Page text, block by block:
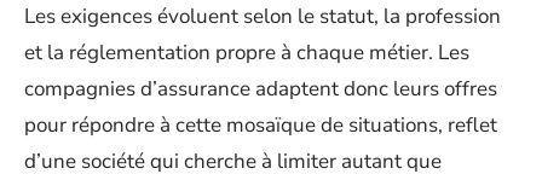
Les exigences évoluent selon le statut, la profession
et la réglementation propre à chaque métier. Les
compagnies d’assurance adaptent donc leurs offres
pour répondre à cette mosaïque de situations, reflet
d’une société qui cherche à limiter autant que